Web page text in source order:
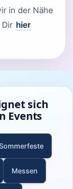
in der Nähe
hier
sich
Events
Messen